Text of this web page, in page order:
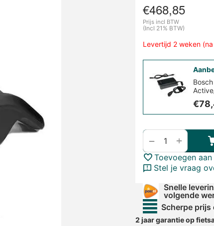
€468,85
Prijs incl BTW
(Incl 21% BTW)
Levertijd 2 weken
€
+
−
Toevoegen
Stel je vraag
Snelle
volgende
Scherpe prijs
2 jaar garantie op